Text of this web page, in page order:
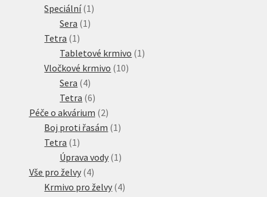
produkt
Speciální 1 1
Sera 1 1
Tetra 1 1
produkt
Tabletové krmivo 1 1
Vločkové krmivo 1010
Sera 44
produkty
Tetra 66
produktů
Péče o akvárium 22
produkty
Boj proti řasám 1 1
Tetra 1 1
produkt
Úprava vody 1 1
Vše pro želvy 44
produkty
Krmivo pro želvy 44